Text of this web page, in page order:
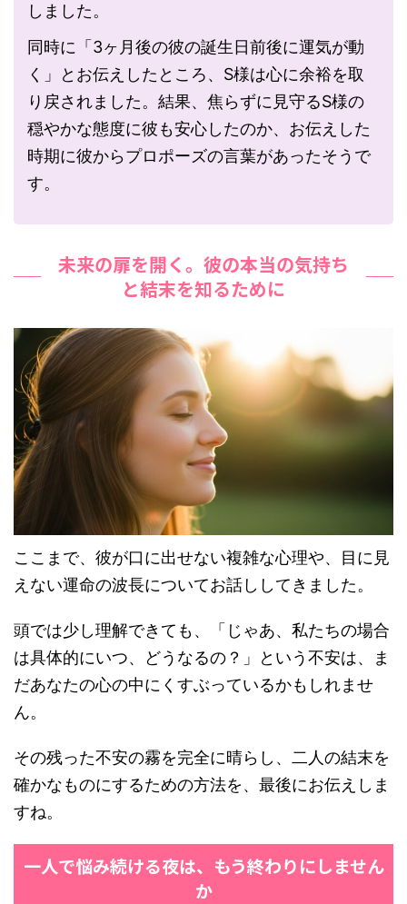
しました。
同時に「3ヶ月後の彼の誕生日前後に運気が動
く」とお伝えしたところ、S様は心に余裕を取
り戻されました。結果、焦らずに見守るS様の
穏やかな態度に彼も安心したのか、お伝えした
時期に彼からプロポーズの言葉があったそうで
す。
未来の扉を開く。彼の本当の気持ち
と結末を知るために
ここまで、彼が口に出せない複雑な心理や、目に見
えない運命の波長についてお話ししてきました。
頭では少し理解できても、「じゃあ、私たちの場合
は具体的にいつ、どうなるの？」という不安は、ま
だあなたの心の中にくすぶっているかもしれませ
ん。
その残った不安の霧を完全に晴らし、二人の結末を
確かなものにするための方法を、最後にお伝えしま
すね。
一人で悩み続ける夜は、もう終わりにしません
か